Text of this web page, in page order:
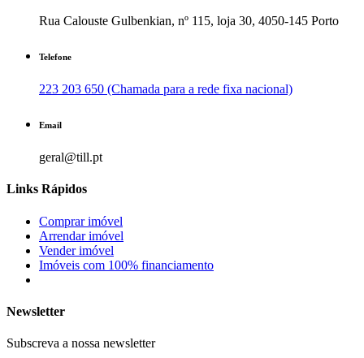
Rua Calouste Gulbenkian, nº 115, loja 30, 4050-145 Porto
Telefone
223 203 650 (Chamada para a rede fixa nacional)
Email
geral@till.pt
Links Rápidos
Comprar imóvel
Arrendar imóvel
Vender imóvel
Imóveis com 100% financiamento
Newsletter
Subscreva a nossa newsletter